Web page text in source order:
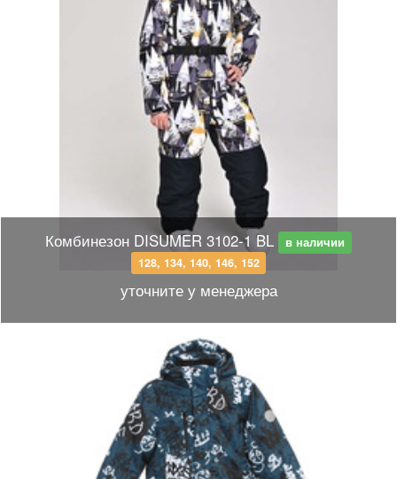
Комбинезон DISUMER 3102-1 BL
в наличии
128, 134, 140, 146, 152
уточните у менеджера